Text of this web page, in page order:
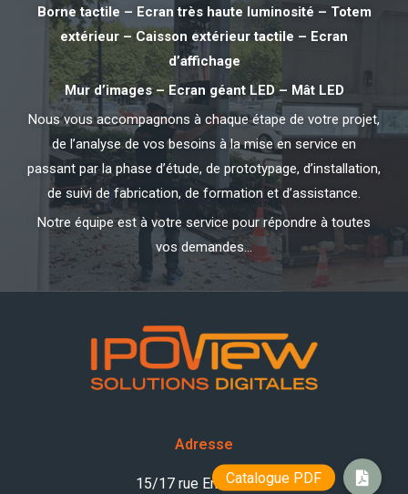
Borne tactile – Ecran très haute luminosité – Totem
extérieur – Caisson extérieur tactile – Ecran
d’affichage
Mur d’images – Ecran géant LED – Mât LED
Nous vous accompagnons à chaque étape de votre projet,
de l’analyse de vos besoins à la mise en service en
passant par la phase d’étude, de prototypage, d’installation,
de suivi de fabrication, de formation et d’assistance.
Notre équipe est à votre service pour répondre à toutes
vos demandes…
Adresse
15/17 rue Emile Zola,